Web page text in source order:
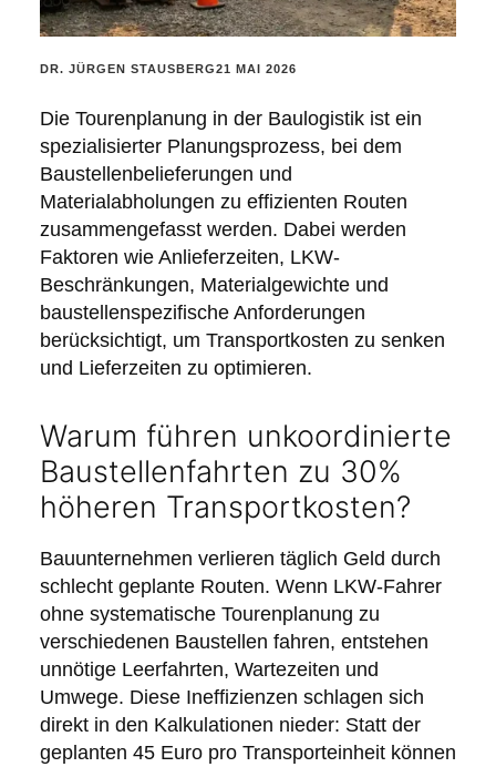
POSTED
DR. JÜRGEN STAUSBERG21 MAI 2026
Die Tourenplanung in der Baulogistik ist ein
spezialisierter Planungsprozess, bei dem
Baustellenbelieferungen und
Materialabholungen zu effizienten Routen
zusammengefasst werden. Dabei werden
Faktoren wie Anlieferzeiten, LKW-
Beschränkungen, Materialgewichte und
baustellenspezifische Anforderungen
berücksichtigt, um Transportkosten zu senken
und Lieferzeiten zu optimieren.
Warum führen unkoordinierte
Baustellenfahrten zu 30%
höheren Transportkosten?
Bauunternehmen verlieren täglich Geld durch
schlecht geplante Routen. Wenn LKW-Fahrer
ohne systematische Tourenplanung zu
verschiedenen Baustellen fahren, entstehen
unnötige Leerfahrten, Wartezeiten und
Umwege. Diese Ineffizienzen schlagen sich
direkt in den Kalkulationen nieder: Statt der
geplanten 45 Euro pro Transporteinheit können